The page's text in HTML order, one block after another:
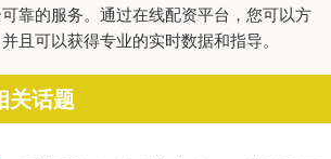
靠的服务。通过在线配资平台，您可以方
且可以获得专业的实时数据和指导。
关话题